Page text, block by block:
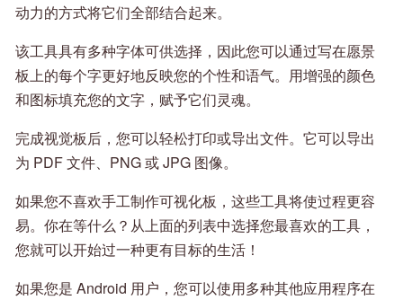
动力的方式将它们全部结合起来。
该工具具有多种字体可供选择，因此您可以通过写在愿景
板上的每个字更好地反映您的个性和语气。用增强的颜色
和图标填充您的文字，赋予它们灵魂。
完成视觉板后，您可以轻松打印或导出文件。它可以导出
为 PDF 文件、PNG 或 JPG 图像。
如果您不喜欢手工制作可视化板，这些工具将使过程更容
易。你在等什么？从上面的列表中选择您最喜欢的工具，
您就可以开始过一种更有目标的生活！
如果您是 Android 用户，您可以使用多种其他应用程序在